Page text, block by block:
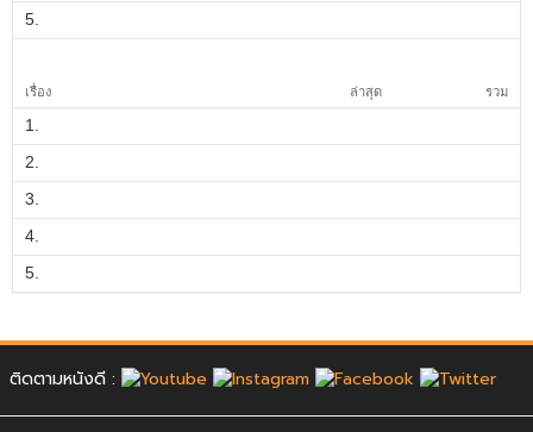
5.
เรื่อง ล่าสุด รวม
1.
2.
3.
4.
5.
ติดตามหนังดี :